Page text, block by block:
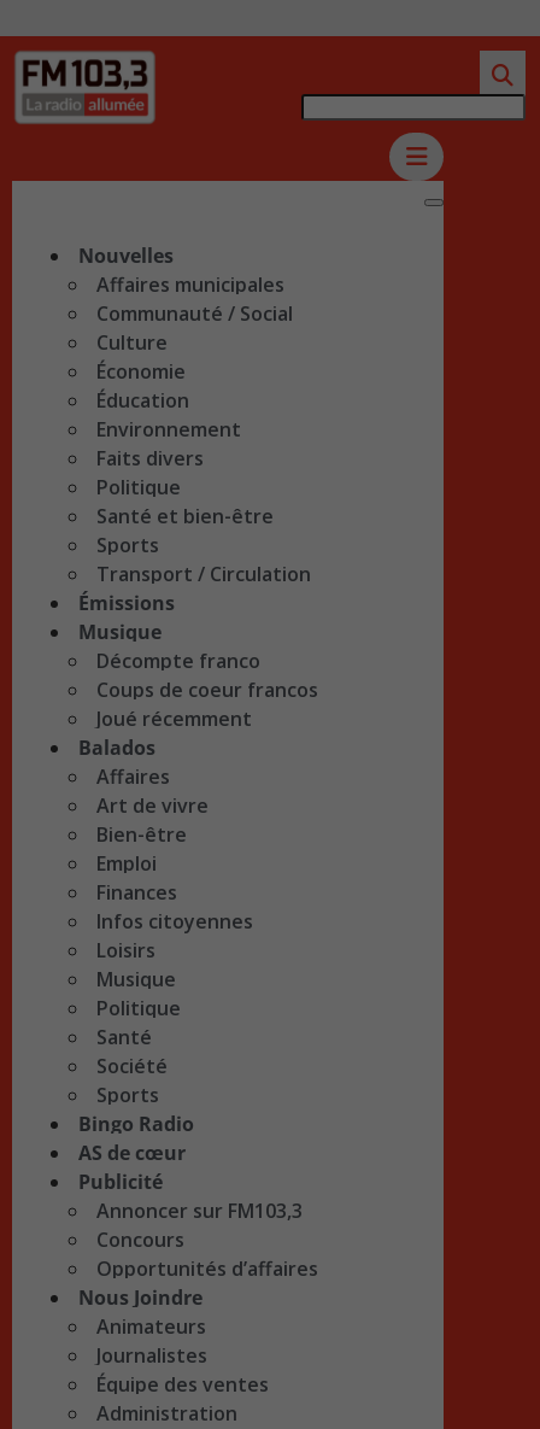
Nouvelles
Affaires municipales
Communauté / Social
Culture
Économie
Éducation
Environnement
Faits divers
Politique
Santé et bien-être
Sports
Transport / Circulation
Émissions
Musique
Décompte franco
Coups de coeur francos
Joué récemment
Balados
Affaires
Art de vivre
Bien-être
Emploi
Finances
Infos citoyennes
Loisirs
Musique
Politique
Santé
Société
Sports
Bingo Radio
AS de cœur
Publicité
Annoncer sur FM103,3
Concours
Opportunités d’affaires
Nous Joindre
Animateurs
Journalistes
Équipe des ventes
Administration